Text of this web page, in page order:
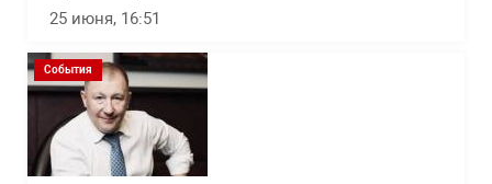
25 июня, 16:51
События